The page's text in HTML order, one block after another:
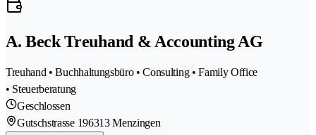
A. Beck Treuhand & Accounting AG
Treuhand • Buchhaltungsbüro • Consulting • Family Office
• Steuerberatung
Geschlossen
Gutschstrasse 196313 Menzingen